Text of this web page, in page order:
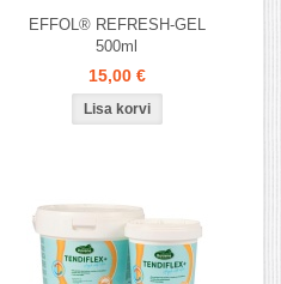
EFFOL® REFRESH-GEL
500ml
15,00 €